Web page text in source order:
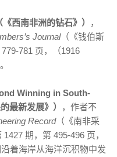
西南非洲的钻石》）
，
Journal（《钱伯斯
781 页，（1916
Winning in South-
最新发展》）
，作者不
Record（《南非采
期，第 495-496 页，
着海岸从海洋沉积物中发